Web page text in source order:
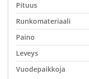
Pituus
Runkomateriaali
Paino
Leveys
Vuodepaikkoja